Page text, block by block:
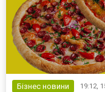
Бізнес новини 19:12,